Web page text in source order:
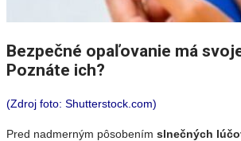
Bezpečné opaľovanie má
Poznáte ich?
(Zdroj foto: Shutterstock.com)
Pred nadmerným pôsobením slnečných